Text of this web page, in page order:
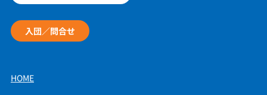
入団／問合せ
HOME